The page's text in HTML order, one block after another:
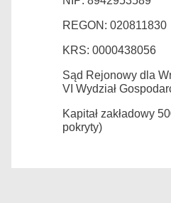
REGON: 020811830
KRS: 0000438056
Sąd Rejonowy dla
VI Wydział
Kapitał zakładowy
pokryty)